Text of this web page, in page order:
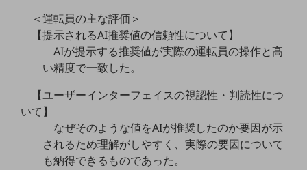
IoT向け回線料金
home5Gプラン
モバイルサービス
端末の一元管理
セキュリティ
運用保守・故障紛失サポート
回線・ネットワーク
＜運転員の主な評価＞
【提示されるAI推奨値の信頼性について】
AIが提示する推奨値が実際の運転員の操作と高
い精度で一致した。
【ユーザーインターフェイスの視認性・判読性につ
いて】
なぜそのような値をAIが推奨したのか要因が示
されるため理解がしやすく、実際の要因について
も納得できるものであった。